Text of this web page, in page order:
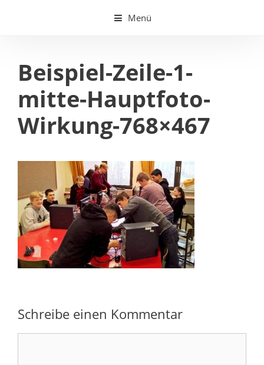
Menü
Beispiel-Zeile-1-
mitte-Hauptfoto-
Wirkung-768×467
Schreibe einen Kommentar